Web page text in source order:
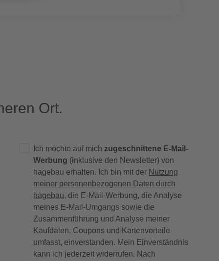
Ort.
Ich möchte auf mich zugeschnittene E-Mail-
Werbung (inklusive den Newsletter) von
hagebau erhalten. Ich bin mit der Nutzung
meiner personenbezogenen Daten durch
hagebau, die E-Mail-Werbung, die Analyse
meines E-Mail-Umgangs sowie die
Zusammenführung und Analyse meiner
Kaufdaten, Coupons und Kartenvorteile
umfasst, einverstanden. Mein Einverständnis
kann ich jederzeit widerrufen. Nach